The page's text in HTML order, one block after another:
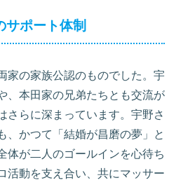
サポート体制
家の家族公認のものでした。宇
、本田家の兄弟たちとも交流が
さらに深まっています。宇野さ
、かつて「結婚が昌磨の夢」と
体が二人のゴールインを心待ち
活動を支え合い、共にマッサー